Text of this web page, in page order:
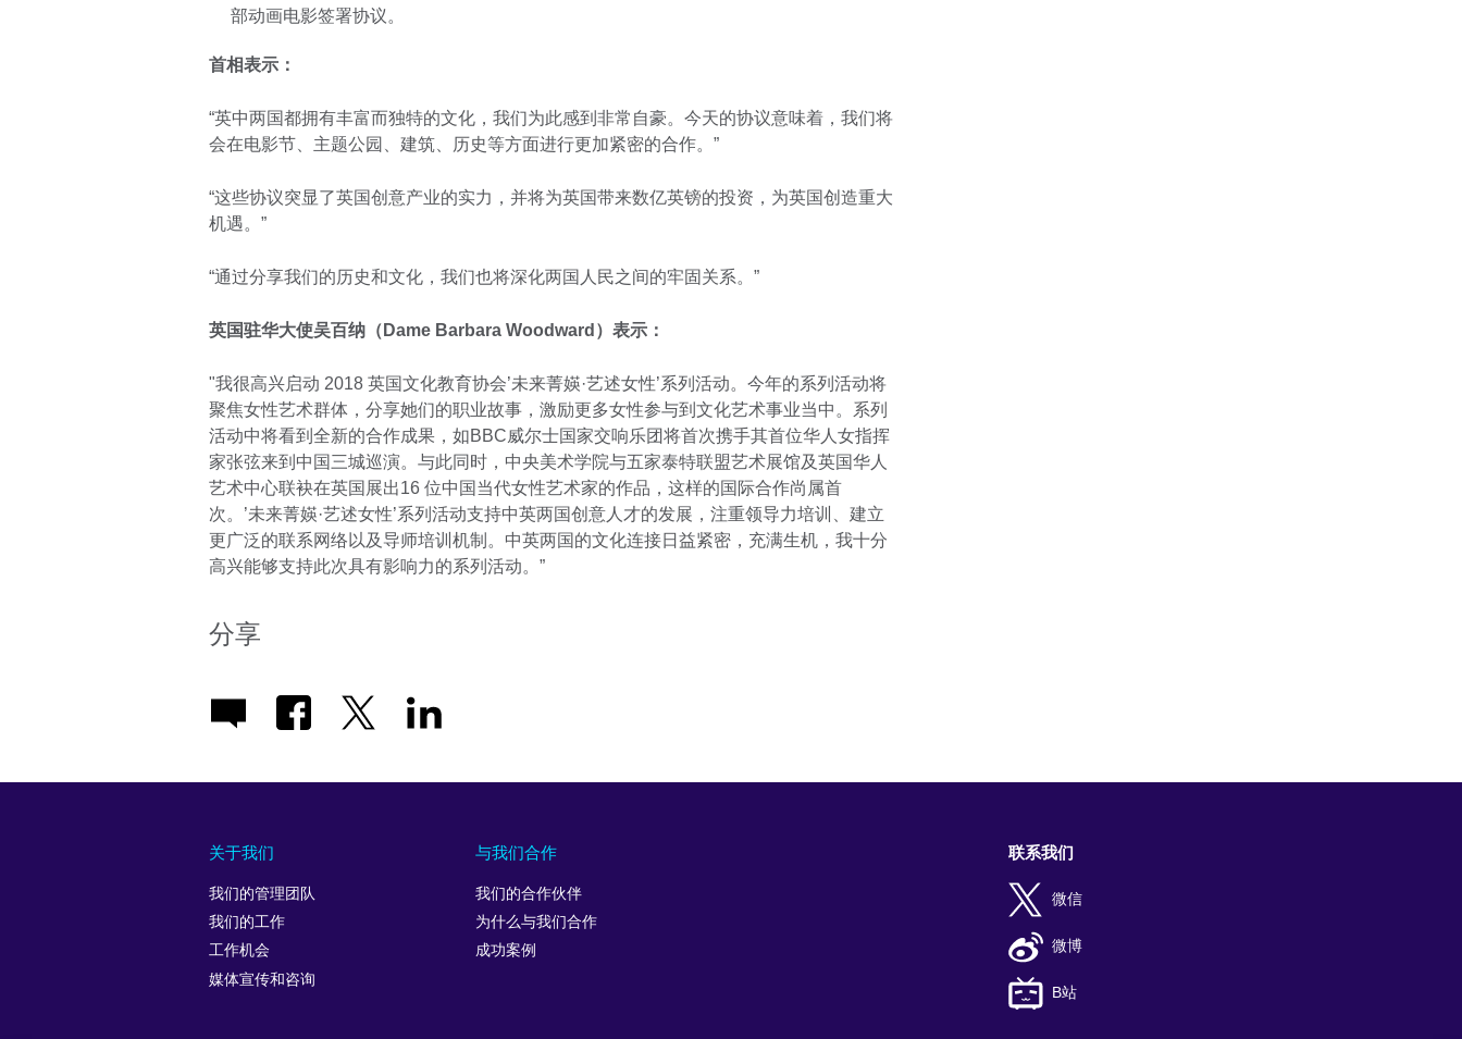
部动画电影签署协议。
首相表示：
“英中两国都拥有丰富而独特的文化，我们为此感到非常自豪。今天的协议意味着，我们将
会在电影节、主题公园、建筑、历史等方面进行更加紧密的合作。”
“这些协议突显了英国创意产业的实力，并将为英国带来数亿英镑的投资，为英国创造重大
机遇。”
“通过分享我们的历史和文化，我们也将深化两国人民之间的牢固关系。”
英国驻华大使吴百纳（Dame Barbara Woodward）表示：
"我很高兴启动 2018 英国文化教育协会’未来菁媖·艺述女性’系列活动。今年的系列活动将
聚焦女性艺术群体，分享她们的职业故事，激励更多女性参与到文化艺术事业当中。系列
活动中将看到全新的合作成果，如BBC威尔士国家交响乐团将首次携手其首位华人女指挥
家张弦来到中国三城巡演。与此同时，中央美术学院与五家泰特联盟艺术展馆及英国华人
艺术中心联袂在英国展出16 位中国当代女性艺术家的作品，这样的国际合作尚属首
次。’未来菁媖·艺述女性’系列活动支持中英两国创意人才的发展，注重领导力培训、建立
更广泛的联系网络以及导师培训机制。中英两国的文化连接日益紧密，充满生机，我十分
高兴能够支持此次具有影响力的系列活动。”
分享
关于我们
我们的管理团队
我们的工作
工作机会
媒体宣传和咨询
与我们合作
我们的合作伙伴
为什么与我们合作
成功案例
联系我们
微信
微博
B站